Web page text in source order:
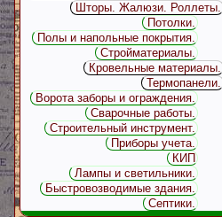
Шторы. Жалюзи. Роллеты.
Потолки.
Полы и напольные покрытия.
Стройматериалы.
Кровельные материалы.
Термопанели.
Ворота заборы и ограждения.
Сварочные работы.
Строительный инструмент.
Приборы учета.
КИП
Лампы и светильники.
Быстровозводимые здания.
Септики.